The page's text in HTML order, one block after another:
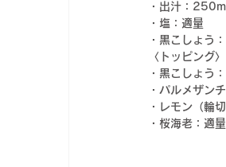
・出汁：250ml
・塩：適量
・黒こしょう
〈トッピング〉
・黒こしょう
・パルメザン
・レモン（輪
・桜海老：適量